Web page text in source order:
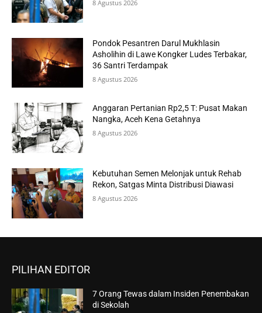
8 Agustus 2026
Pondok Pesantren Darul Mukhlasin
Asholihin di Lawe Kongker Ludes Terbakar,
36 Santri Terdampak
8 Agustus 2026
Anggaran Pertanian Rp2,5 T: Pusat Makan
Nangka, Aceh Kena Getahnya
8 Agustus 2026
Kebutuhan Semen Melonjak untuk Rehab
Rekon, Satgas Minta Distribusi Diawasi
8 Agustus 2026
PILIHAN EDITOR
7 Orang Tewas dalam Insiden Penembakan
di Sekolah